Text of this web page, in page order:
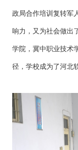
政局合作培训复转军
响力，又为社会做出
学院，冀中职业技术
径，学校成为了河北